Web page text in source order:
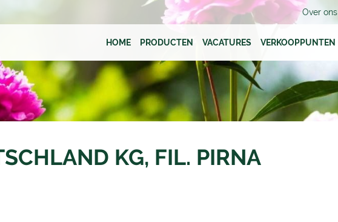
Over ons
HOME PRODUCTEN VACATURES VERKOOPPUNTEN
KG, FIL. PIRNA